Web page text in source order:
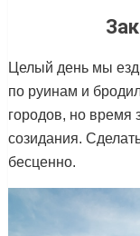
Целый день мы
по руинам и
городов, но
созидания.
бесценно.